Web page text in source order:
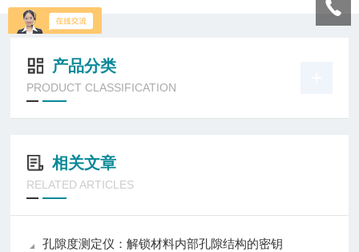
产品分类
PRODUCT CLASSIFICATION
相关文章
RELATED ARTICLES
孔隙度测定仪：解锁材料内部孔隙结构的密钥